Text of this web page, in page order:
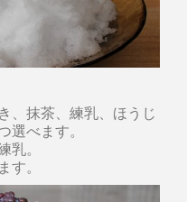
、抹茶、練乳、ほうじ
選べます。
乳。
す。